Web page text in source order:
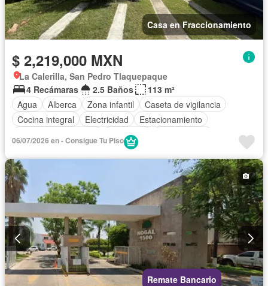
Casa en Fraccionamiento
$ 2,219,000 MXN
La Calerilla, San Pedro Tlaquepaque
4 Recámaras
2.5 Baños
113 m²
Agua
Alberca Zona infantil
Caseta de vigilancia
Cocina integral
Electricidad
Estacionamiento
Seguridad
06/07/2026 en - Consigue Tu Piso
Remate Bancario